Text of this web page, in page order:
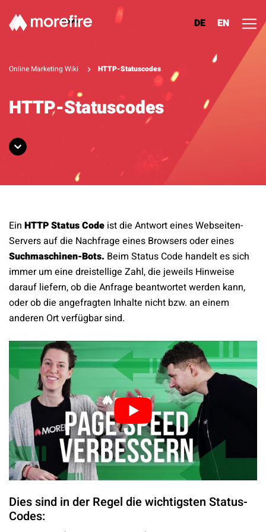
DE EN
Lösungen
Referenzen
Kontakt
Online Marketing Wiki HTTP-Statuscodes
HTTP-Statuscodes
Ein HTTP Status Code ist die Antwort eines Webseiten-
Servers auf die Nachfrage eines Browsers oder eines
Suchmaschinen-Bots. Beim Status Code handelt es sich
immer um eine dreistellige Zahl, die jeweils Hinweise
darauf liefern, ob die Anfrage beantwortet werden kann,
oder ob die angefragten Inhalte nicht bzw. an einem
anderen Ort verfügbar sind.
Dies sind in der Regel die wichtigsten Status-
Codes: